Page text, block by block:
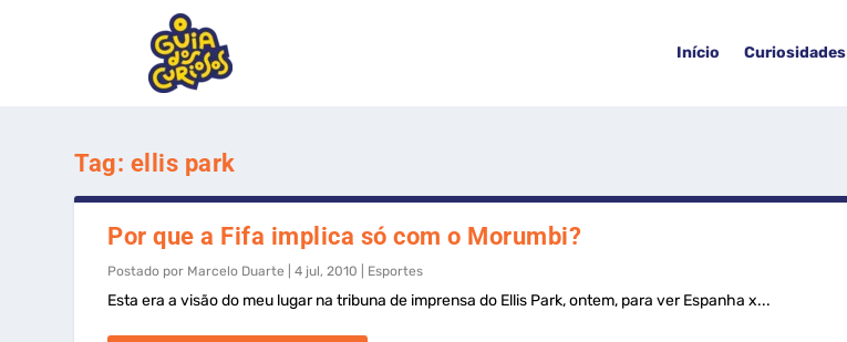
Início Curiosidades
Tag: ellis park
Por que a Fifa implica só com o Morumbi?
Postado por Marcelo Duarte |4 jul, 2010 Esportes
Esta era a visão do meu lugar na tribuna de imprensa do Ellis Park, ontem, para ver Espanha x...